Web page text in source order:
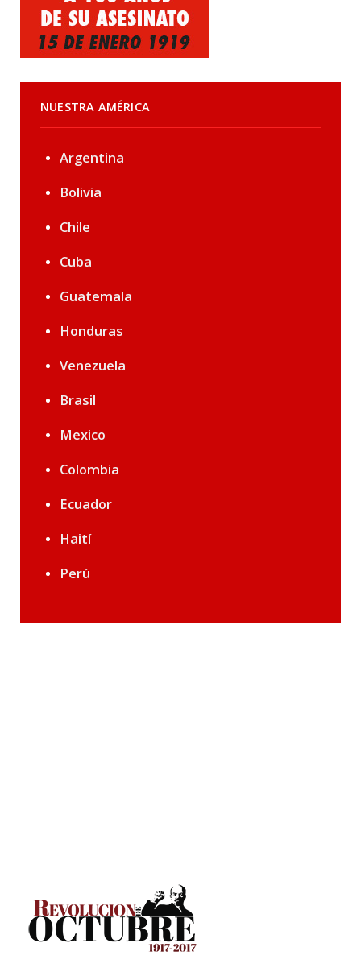
NUESTRA AMÉRICA
Argentina
Bolivia
Chile
Cuba
Guatemala
Honduras
Venezuela
Brasil
Mexico
Colombia
Ecuador
Haití
Perú